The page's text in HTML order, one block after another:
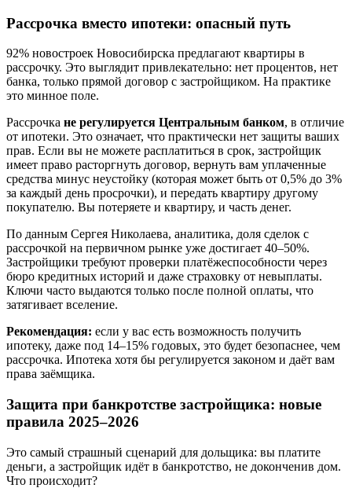
Рассрочка вместо ипотеки: опасный путь
92% новостроек Новосибирска предлагают квартиры в
рассрочку. Это выглядит привлекательно: нет процентов, нет
банка, только прямой договор с застройщиком. На практике
это минное поле.
Рассрочка не регулируется Центральным банком, в отличие
от ипотеки. Это означает, что практически нет защиты ваших
прав. Если вы не можете расплатиться в срок, застройщик
имеет право расторгнуть договор, вернуть вам уплаченные
средства минус неустойку (которая может быть от 0,5% до 3%
за каждый день просрочки), и передать квартиру другому
покупателю. Вы потеряете и квартиру, и часть денег.
По данным Сергея Николаева, аналитика, доля сделок с
рассрочкой на первичном рынке уже достигает 40–50%.
Застройщики требуют проверки платёжеспособности через
бюро кредитных историй и даже страховку от невыплаты.
Ключи часто выдаются только после полной оплаты, что
затягивает вселение.
Рекомендация: если у вас есть возможность получить
ипотеку, даже под 14–15% годовых, это будет безопаснее, чем
рассрочка. Ипотека хотя бы регулируется законом и даёт вам
права заёмщика.
Защита при банкротстве застройщика: новые
правила 2025–2026
Это самый страшный сценарий для дольщика: вы платите
деньги, а застройщик идёт в банкротство, не доконченив дом.
Что происходит?